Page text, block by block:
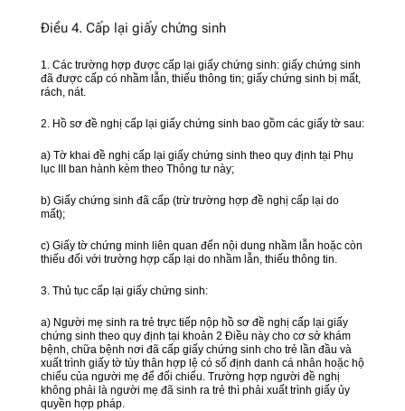
Điều 4. Cấp lại giấy chứng sinh
1. Các trường hợp được cấp lại giấy chứng sinh: giấy chứng sinh
đã được cấp có nhầm lẫn, thiếu thông tin; giấy chứng sinh bị mất,
rách, nát.
2. Hồ sơ đề nghị cấp lại giấy chứng sinh bao gồm các giấy tờ sau:
a) Tờ khai đề nghị cấp lại giấy chứng sinh theo quy định tại Phụ
lục III ban hành kèm theo Thông tư này;
b) Giấy chứng sinh đã cấp (trừ trường hợp đề nghị cấp lại do
mất);
c) Giấy tờ chứng minh liên quan đến nội dung nhầm lẫn hoặc còn
thiếu đối với trường hợp cấp lại do nhầm lẫn, thiếu thông tin.
3. Thủ tục cấp lại giấy chứng sinh:
a) Người mẹ sinh ra trẻ trực tiếp nộp hồ sơ đề nghị cấp lại giấy
chứng sinh theo quy định tại khoản 2 Điều này cho cơ sở khám
bệnh, chữa bệnh nơi đã cấp giấy chứng sinh cho trẻ lần đầu và
xuất trình giấy tờ tùy thân hợp lệ có số định danh cá nhân hoặc hộ
chiếu của người mẹ để đối chiếu. Trường hợp người đề nghị
không phải là người mẹ đã sinh ra trẻ thì phải xuất trình giấy ủy
quyền hợp pháp.